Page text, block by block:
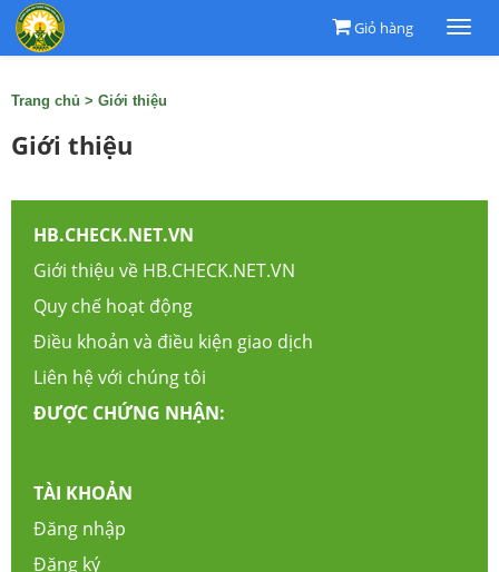
Giỏ hàng
Trang chủ > Giới thiệu
Giới thiệu
HB.CHECK.NET.VN
Giới thiệu về HB.CHECK.NET.VN
Quy chế hoạt động
Điều khoản và điều kiện giao dịch
Liên hệ với chúng tôi
ĐƯỢC CHỨNG NHẬN:
TÀI KHOẢN
Đăng nhập
Đăng ký